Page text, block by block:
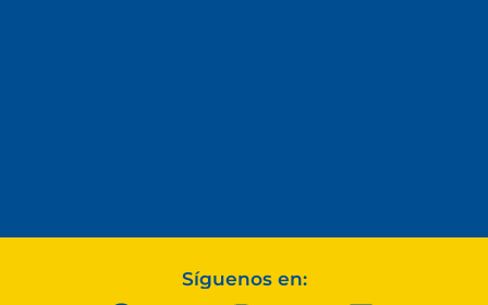
Síguenos en: